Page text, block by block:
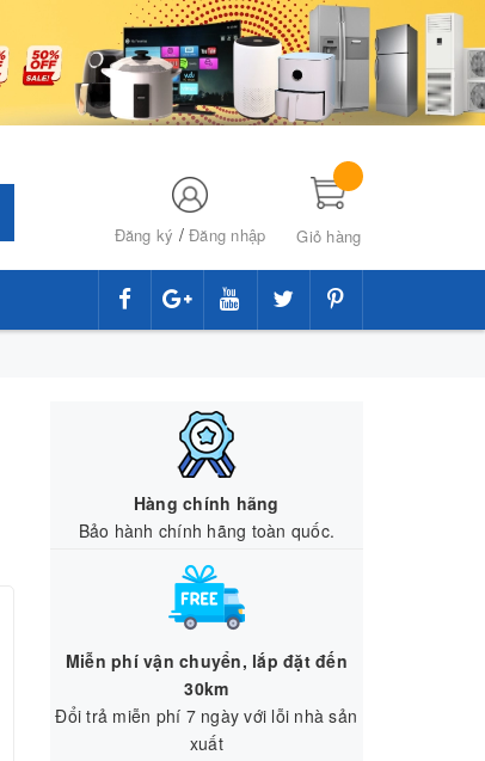
Đăng ký /Đăng nhập Giỏ hàng
Hàng chính hãng
Bảo hành chính hãng toàn quốc.
Miễn phí vận chuyển, lắp đặt đến
30km
Đổi trả miễn phí 7 ngày với lỗi nhà sản
xuất